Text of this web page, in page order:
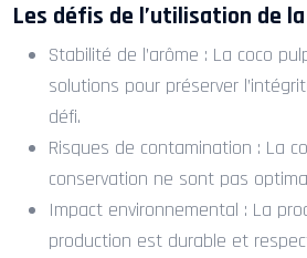
Les défis de l’utilisation de
Stabilité de l’arôme : La coco
solutions pour préserver
défi.
Risques de contamination : La
conservation ne sont pas
Impact environnemental : La
production est durable et